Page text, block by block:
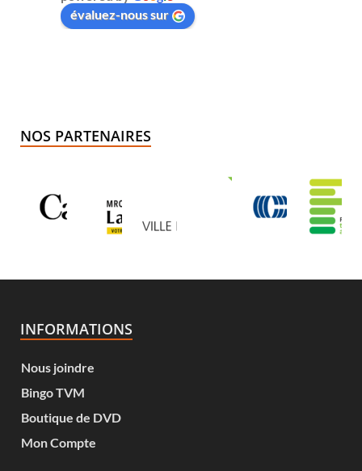
évaluez-nous sur
NOS PARTENAIRES
INFORMATIONS
Nous joindre
Bingo TVM
Boutique de DVD
Mon Compte